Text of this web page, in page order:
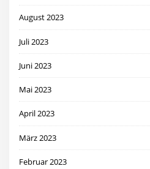
August 2023
Juli 2023
Juni 2023
Mai 2023
April 2023
März 2023
Februar 2023